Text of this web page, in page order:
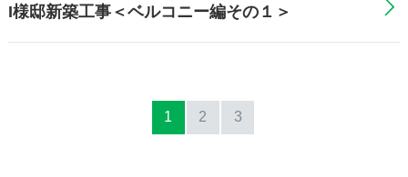
I様邸新築工事＜ベルコニー編その１＞
1 2 3